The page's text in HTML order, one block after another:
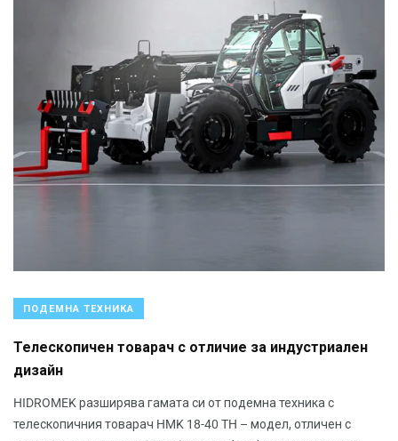
ПОДЕМНА ТЕХНИКА
Телескопичен товарач с отличие за индустриален
дизайн
HIDROMEK разширява гамата си от подемна техника с
телескопичния товарач HMK 18-40 TH – модел, отличен с